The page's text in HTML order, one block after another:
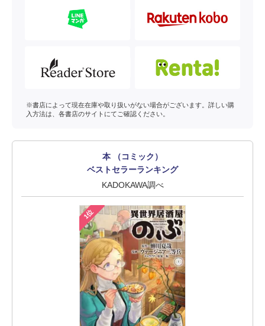
※書店によって現在在庫や取り扱いがない場合がございます。詳しい購
入方法は、各書店のサイトにてご確認ください。
本 （コミック）
ベストセラーランキング
KADOKAWA調べ
1位